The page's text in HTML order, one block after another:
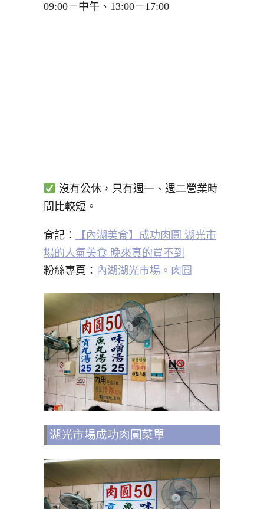
09:00－中午、13:00－17:00
沒有公休，只有週一、週二營業時
間比較短。
食記：
【內湖美食】成功肉圓 湖光市
場的人氣美食 晚來真的買不到
粉絲專頁： 內湖湖光市場。肉圓
湖光市場成功肉圓菜單